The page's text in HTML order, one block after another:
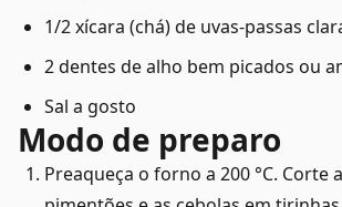
1/2 xícara (chá) de uvas-passas
2 dentes de alho bem picados ou
Sal a gosto
Modo de preparo
Preaqueça o forno a 200 °C. Corte